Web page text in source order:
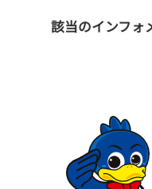
該当のインフォ